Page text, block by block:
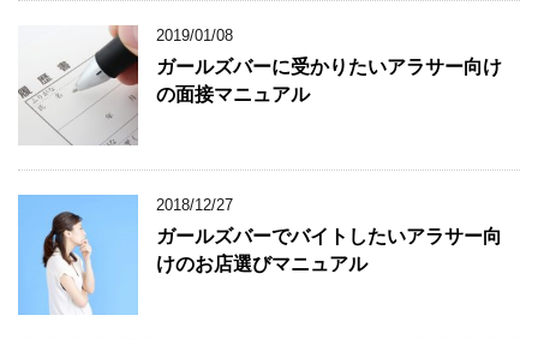
2019/01/08
ガールズバーに受かりたいアラサー向け
の面接マニュアル
2018/12/27
ガールズバーでバイトしたいアラサー向
けのお店選びマニュアル